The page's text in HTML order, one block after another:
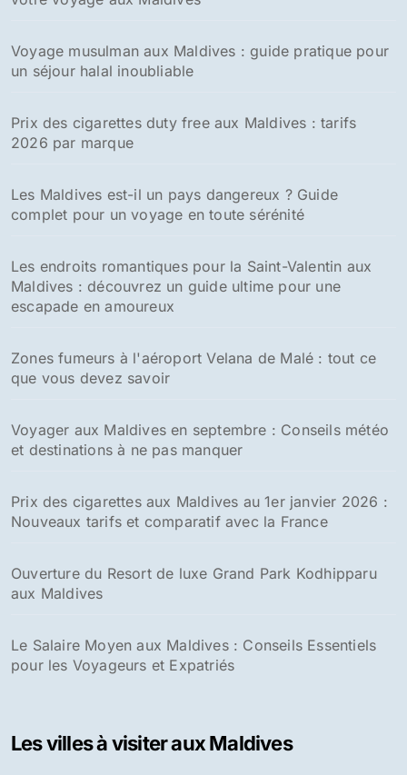
Voyage musulman aux Maldives : guide pratique pour
un séjour halal inoubliable
Prix des cigarettes duty free aux Maldives : tarifs
2026 par marque
Les Maldives est-il un pays dangereux ? Guide
complet pour un voyage en toute sérénité
Les endroits romantiques pour la Saint-Valentin aux
Maldives : découvrez un guide ultime pour une
escapade en amoureux
Zones fumeurs à l'aéroport Velana de Malé : tout ce
que vous devez savoir
Voyager aux Maldives en septembre : Conseils météo
et destinations à ne pas manquer
Prix des cigarettes aux Maldives au 1er janvier 2026 :
Nouveaux tarifs et comparatif avec la France
Ouverture du Resort de luxe Grand Park Kodhipparu
aux Maldives
Le Salaire Moyen aux Maldives : Conseils Essentiels
pour les Voyageurs et Expatriés
Les villes à visiter aux Maldives